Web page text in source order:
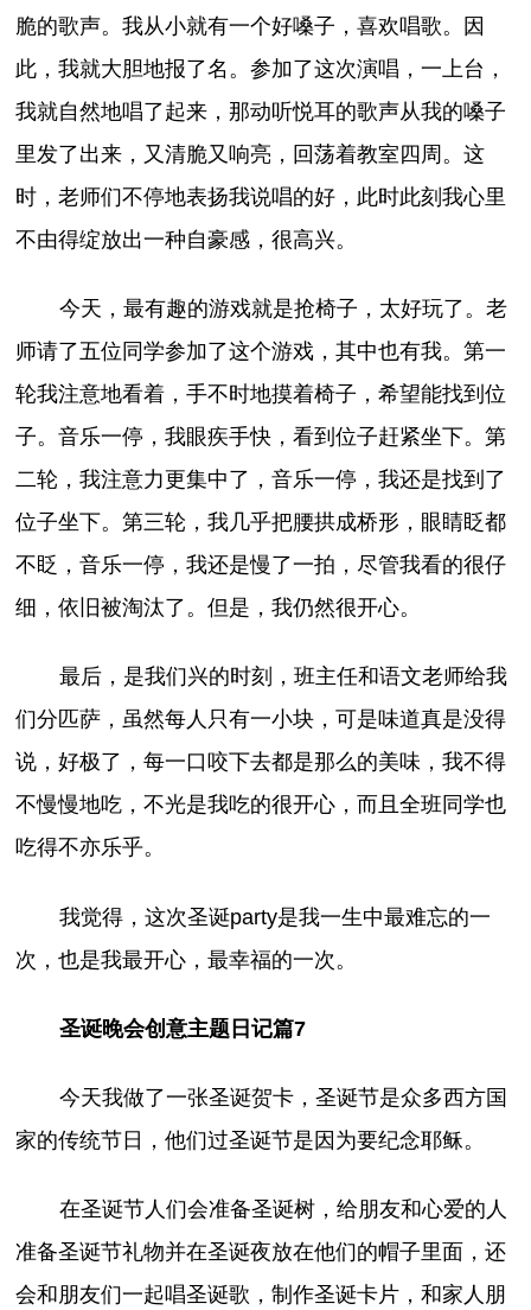
脆的歌声。我从小就有一个好嗓子，喜欢唱歌。因
此，我就大胆地报了名。参加了这次演唱，一上台，
我就自然地唱了起来，那动听悦耳的歌声从我的嗓子
里发了出来，又清脆又响亮，回荡着教室四周。这
时，老师们不停地表扬我说唱的好，此时此刻我心里
不由得绽放出一种自豪感，很高兴。
今天，最有趣的游戏就是抢椅子，太好玩了。老
师请了五位同学参加了这个游戏，其中也有我。第一
轮我注意地看着，手不时地摸着椅子，希望能找到位
子。音乐一停，我眼疾手快，看到位子赶紧坐下。第
二轮，我注意力更集中了，音乐一停，我还是找到了
位子坐下。第三轮，我几乎把腰拱成桥形，眼睛眨都
不眨，音乐一停，我还是慢了一拍，尽管我看的很仔
细，依旧被淘汰了。但是，我仍然很开心。
最后，是我们兴的时刻，班主任和语文老师给我
们分匹萨，虽然每人只有一小块，可是味道真是没得
说，好极了，每一口咬下去都是那么的美味，我不得
不慢慢地吃，不光是我吃的很开心，而且全班同学也
吃得不亦乐乎。
我觉得，这次圣诞party是我一生中最难忘的一
次，也是我最开心，最幸福的一次。
圣诞晚会创意主题日记篇7
今天我做了一张圣诞贺卡，圣诞节是众多西方国
家的传统节日，他们过圣诞节是因为要纪念耶稣。
在圣诞节人们会准备圣诞树，给朋友和心爱的人
准备圣诞节礼物并在圣诞夜放在他们的帽子里面，还
会和朋友们一起唱圣诞歌，制作圣诞卡片，和家人朋